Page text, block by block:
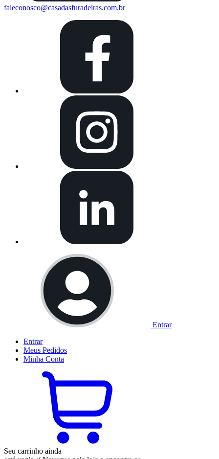
faleconosco@casadasfuradeiras.com.br
Entrar
Entrar
Meus Pedidos
Minha Conta
Seu carrinho ainda